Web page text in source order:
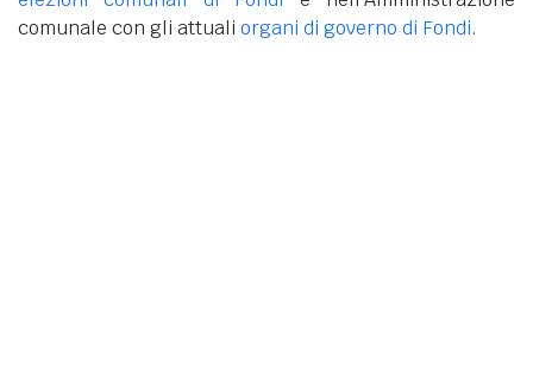
comunale con gli attuali organi di governo di Fondi.